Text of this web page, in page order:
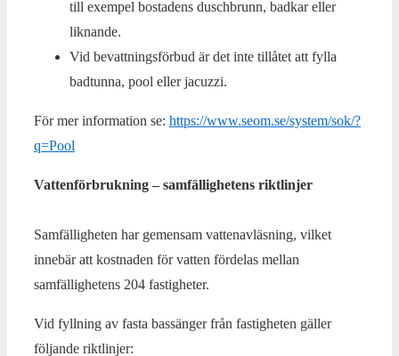
till exempel bostadens duschbrunn, badkar eller
liknande.
Vid bevattningsförbud är det inte tillåtet att fylla
badtunna, pool eller jacuzzi.
För mer information se: https://www.seom.se/system/sok/?
q=Pool
Vattenförbrukning – samfällighetens riktlinjer
Samfälligheten har gemensam vattenavläsning, vilket
innebär att kostnaden för vatten fördelas mellan
samfällighetens 204 fastigheter.
Vid fyllning av fasta bassänger från fastigheten gäller
följande riktlinjer: